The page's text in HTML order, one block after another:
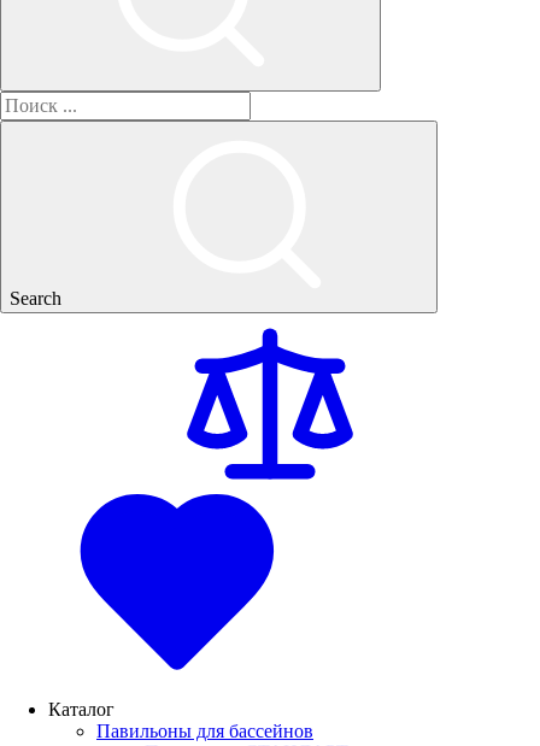
Search
Каталог
Павильоны для бассейнов